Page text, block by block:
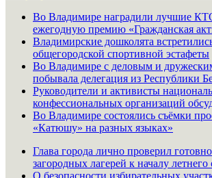
Во Владимире наградили лучшие
ежегодную премию «Гражданская
Владимирские дошколята
общегородской спортивной эстафеты
Во Владимире с деловым и
побывала делегация из Республики
Руководители и активисты
конфессиональных организаций
Во Владимире состоялись съёмки
«Катюшу» на разных языках»
Глава города лично проверил
загородных лагерей к началу летнего
О безопасности избирательных